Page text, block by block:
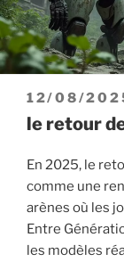
PUBLIÉ
LE
12/08/
le retour
En 2025, le
comme une
arènes où les
Entre
les modèles